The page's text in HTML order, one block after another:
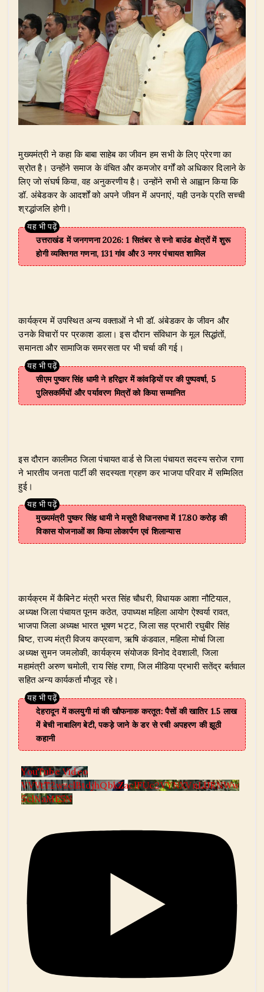
मुख्यमंत्री ने कहा कि बाबा साहेब का जीवन हम सभी के लिए प्रेरणा का
स्रोत है। उन्होंने समाज के वंचित और कमजोर वर्गों को अधिकार दिलाने के
लिए जो संघर्ष किया, वह अनुकरणीय है। उन्होंने सभी से आह्वान किया कि
डॉ. अंबेडकर के आदर्शों को अपने जीवन में अपनाएं, यही उनके प्रति सच्ची
श्रद्धांजलि होगी।
उत्तराखंड में जनगणना 2026: 1 सितंबर से स्नो बाउंड क्षेत्रों में शुरू
होगी व्यक्तिगत गणना, 131 गांव और 3 नगर पंचायत शामिल
कार्यक्रम में उपस्थित अन्य वक्ताओं ने भी डॉ. अंबेडकर के जीवन और
उनके विचारों पर प्रकाश डाला। इस दौरान संविधान के मूल सिद्धांतों,
समानता और सामाजिक समरसता पर भी चर्चा की गई।
सीएम पुष्कर सिंह धामी ने हरिद्वार में कांवड़ियों पर की पुष्पवर्षा, 5
पुलिसकर्मियों और पर्यावरण मित्रों को किया सम्मानित
इस दौरान कालीमठ जिला पंचायत वार्ड से जिला पंचायत सदस्य सरोज राणा
ने भारतीय जनता पार्टी की सदस्यता ग्रहण कर भाजपा परिवार में सम्मिलित
हुई।
मुख्यमंत्री पुष्कर सिंह धामी ने मसूरी विधानसभा में 17.80 करोड़ की
विकास योजनाओं का किया लोकार्पण एवं शिलान्यास
कार्यक्रम में कैबिनेट मंत्री भरत सिंह चौधरी, विधायक आशा नौटियाल,
अध्यक्ष जिला पंचायत पूनम कठेत, उपाध्यक्ष महिला आयोग ऐश्वर्या रावत,
भाजपा जिला अध्यक्ष भारत भूषण भट्ट, जिला सह प्रभारी रघुबीर सिंह
बिष्ट, राज्य मंत्री विजय कप्रवाण, ऋषि कंडवाल, महिला मोर्चा जिला
अध्यक्ष सुमन जमलोकी, कार्यक्रम संयोजक विनोद देवशाली, जिला
महामंत्री अरुण चमोली, राय सिंह राणा, जिल मीडिया प्रभारी सतेंद्र बर्तवाल
सहित अन्य कार्यकर्ता मौजूद रहे।
देहरादून में कलयुगी मां की खौफनाक करतूत: पैसों की खातिर 1.5 लाख
में बेची नाबालिग बेटी, पकड़े जाने के डर से रची अपहरण की झूठी
कहानी
YouTube Video
VVVtT2wzclBtdjhQbkZaclFUc2VYNXVnLlJRNWw
5clNaME5N